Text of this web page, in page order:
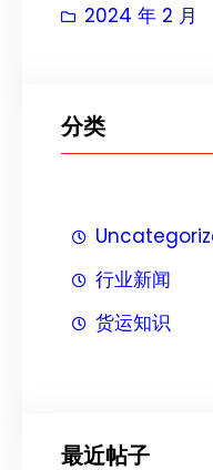
2024 年 2 月
分类
行业新闻
货运知识
最近帖子